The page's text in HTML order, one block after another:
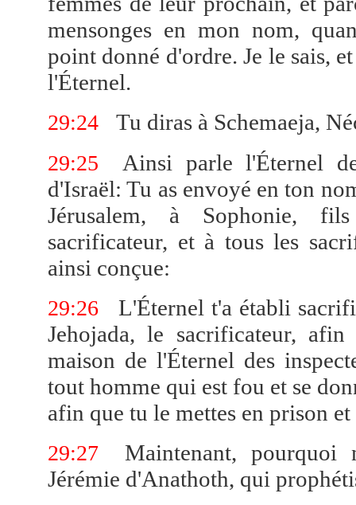
mensonges en mon nom,
point donné d'ordre. Je le sais,
l'Éternel.
29:24 Tu diras à Schemaeja,
29:25
Ainsi parle l'Éternel
d'Israël: Tu as envoyé en ton
Jérusalem, à Sophonie,
sacrificateur, et à tous les
ainsi conçue:
29:26
L'Éternel t'a établi
Jehojada, le sacrificateur,
maison de l'Éternel des
tout homme qui est fou et se
afin que tu le mettes en prison et
29:27
Maintenant, pourquoi
Jérémie d'Anathoth, qui